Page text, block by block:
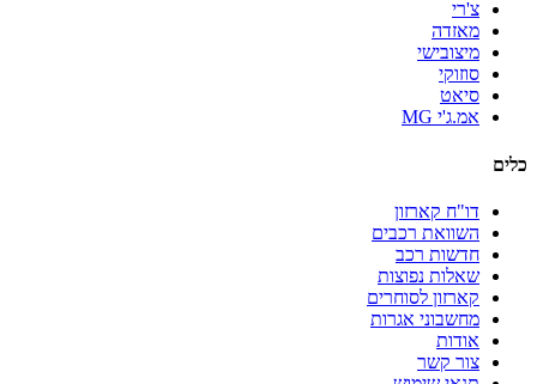
צ'רי
מאזדה
מיצובישי
סוזוקי
סיאט
אמ.ג'י MG
כלים
דו"ח קארזון
השוואת רכבים
חדשות רכב
שאלות נפוצות
קארזון לסוחרים
מחשבוני אגרות
אודות
צור קשר